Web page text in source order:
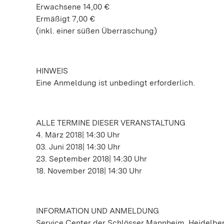
Erwachsene 14,00 €
Ermäßigt 7,00 €
(inkl. einer süßen Überraschung)
HINWEIS
Eine Anmeldung ist unbedingt erforderlich.
ALLE TERMINE DIESER VERANSTALTUNG
4. März 2018| 14:30 Uhr
03. Juni 2018| 14:30 Uhr
23. September 2018| 14:30 Uhr
18. November 2018| 14:30 Uhr
INFORMATION UND ANMELDUNG